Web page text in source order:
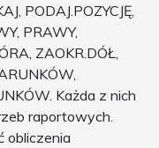
PODAJ.POZYCJĘ,
PRAWY,
ZAOKR.DÓŁ,
Każda z nich
raportowych.
obliczenia